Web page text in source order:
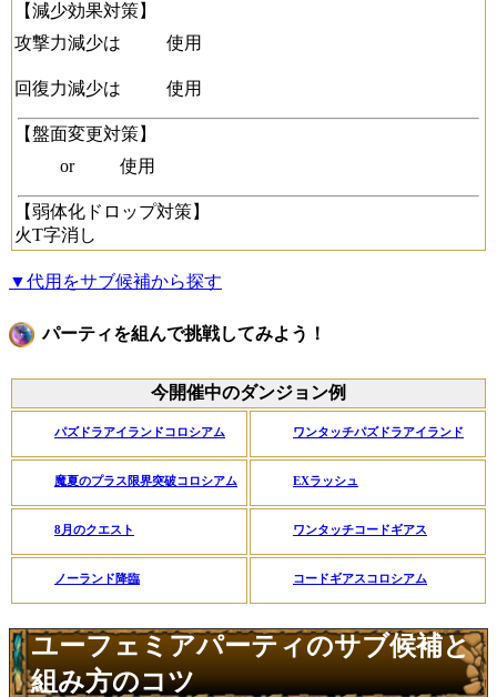
【減少効果対策】
攻撃力減少は
使用
回復力減少は 使用
【盤面変更対策】
or
使用
【弱体化ドロップ対策】
火T字消し
▼代用をサブ候補から探す
パーティを組んで挑戦してみよう！
今開催中のダンジョン例
パズドラアイランドコロシアム ワンタッチパズドラアイランド
魔夏のプラス限界突破コロシアム EXラッシュ
8月のクエスト ワンタッチコードギアス
ノーランド降臨 コードギアスコロシアム
ユーフェミアパーティのサブ候補と
組み方のコツ